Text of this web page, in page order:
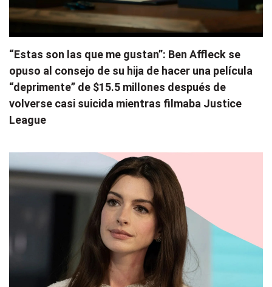
“Estas son las que me gustan”: Ben Affleck se
opuso al consejo de su hija de hacer una película
“deprimente” de $15.5 millones después de
volverse casi suicida mientras filmaba Justice
League